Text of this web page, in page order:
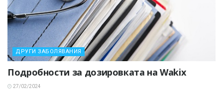
ДРУГИ ЗАБОЛЯВАНИЯ
Подробности за дозировката на Wakix
27/02/2024